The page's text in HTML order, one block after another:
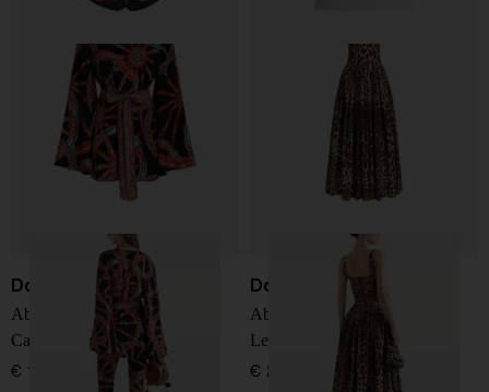
Dolce & Gabbana
Abito mini in seta stampata
Carretti
€ 1.950,00
Dolce & Gabbana
Abito in cotone con stampa
Leo
€ 2.250,00